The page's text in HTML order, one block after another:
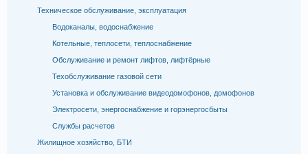
Техническое обслуживание, эксплуатация
Водоканалы, водоснабжение
Котельные, теплосети, теплоснабжение
Обслуживание и ремонт лифтов, лифтёрные
Техобслуживание газовой сети
Установка и обслуживание видеодомофонов, домофонов
Электросети, энергоснабжение и горэнергосбыты
Службы расчетов
Жилищное хозяйство, БТИ